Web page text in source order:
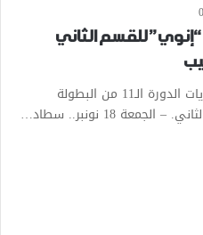
0
“إنوي” للقسم الثاني
في مايلي نتائج وبرنامج باقي مباريات الدورة الـ11 من البطولة
18 نونبر.. سطاد…